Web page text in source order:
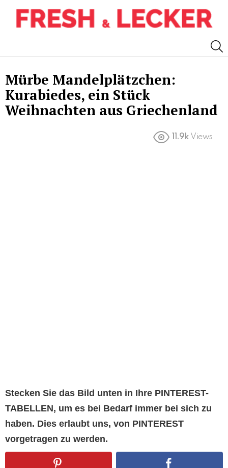
Mürbe Mandelplätzchen:
Kurabiedes, ein Stück
Weihnachten aus Griechenland
11.9k Views
Stecken Sie das Bild unten in Ihre PINTEREST-
TABELLEN, um es bei Bedarf immer bei sich zu
haben. Dies erlaubt uns, von PINTEREST
vorgetragen zu werden.